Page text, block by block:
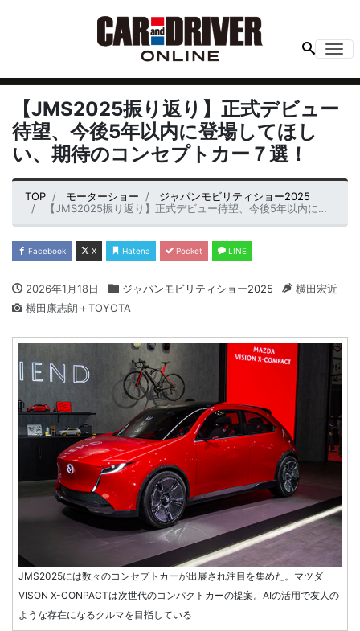
【JMS2025振り返り】正式デビュー
待望、今後5年以内に登場してほし
い、期待のコンセプトカー７選！
TOP モーターショー
ジャパンモビリティショー2025
【JMS2025振り返り】正式デビュー待望、今後5年以内に登場してほしい、期待のコンセプトカー７選！
Facebook X Hatena Pocket LINE
2026年1月18日 ジャパンモビリティショー2025
横田宏近
横田康志朗＋TOYOTA
JMS2025には数々のコンセプトカーが出展され注目を集めた。マツダ
VISON X-CONPACTは次世代のコンパクトカーの提案。AIの活用で友人の
ような存在になるクルマを目指している